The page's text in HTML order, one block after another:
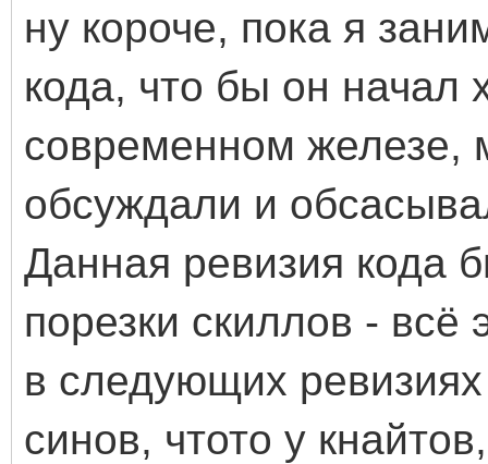
ну короче, пока я
кода, что бы он начал
современном железе,
обсуждали и
Данная ревизия кода
порезки скиллов -
в следующих
синов, чтото у